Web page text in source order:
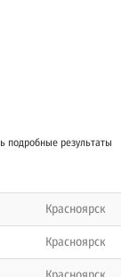
подробные результаты
Красноярск
Красноярск